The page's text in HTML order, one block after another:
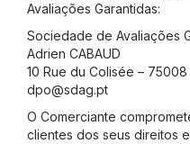
Avaliações Garantidas:
Sociedade de Avaliações
Adrien CABAUD
10 Rue du Colisée – 75008
dpo@sdag.pt
O Comerciante
clientes dos seus direitos